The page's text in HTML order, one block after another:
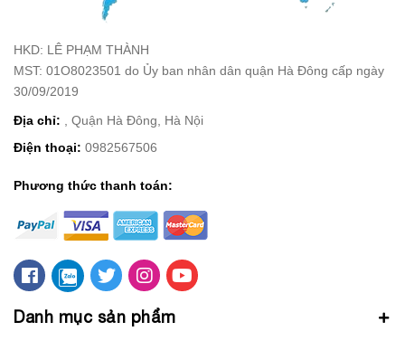
HKD: LÊ PHẠM THÀNH
MST: 01O8023501 do Ủy ban nhân dân quận Hà Đông cấp ngày
30/09/2019
Địa chỉ: , Quận Hà Đông, Hà Nội
Điện thoại: 0982567506
Phương thức thanh toán:
Danh mục sản phẩm